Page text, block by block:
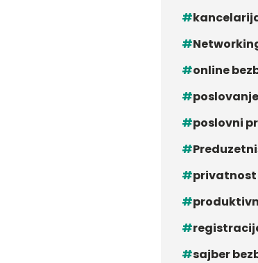
online
poslovanje
poslovni
sajber